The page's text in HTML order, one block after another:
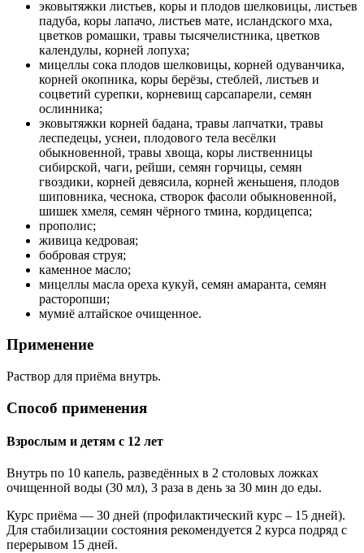
эковытяжки листьев, коры и плодов шелковицы, листьев
падуба, коры лапачо, листьев мате, исландского мха,
цветков ромашки, травы тысячелистника, цветков
календулы, корней лопуха;
мицеллы сока плодов шелковицы, корней одуванчика,
корней окопника, коры берёзы, стеблей, листьев и
соцветий сурепки, корневищ сарсапарели, семян
ослинника;
эковытяжки корней бадана, травы лапчатки, травы
леспедецы, уснеи, плодового тела весёлки
обыкновенной, травы хвоща, коры лиственницы
сибирской, чаги, рейши, семян горчицы, семян
гвоздики, корней девясила, корней женьшеня, плодов
шиповника, чеснока, створок фасоли обыкновенной,
шишек хмеля, семян чёрного тмина, кордицепса;
прополис;
живица кедровая;
бобровая струя;
каменное масло;
мицеллы масла ореха кукуй, семян амаранта, семян
расторопши;
мумиё алтайское очищенное.
Применение
Раствор для приёма внутрь.
Способ применения
Взрослым и детям с 12 лет
Внутрь по 10 капель, разведённых в 2 столовых ложках
очищенной воды (30 мл), 3 раза в день за 30 мин до еды.
Курс приёма — 30 дней (профилактический курс – 15 дней).
Для стабилизации состояния рекомендуется 2 курса подряд с
перерывом 15 дней.